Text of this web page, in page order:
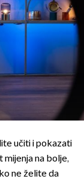
učiti i pokazati
mijenja na bolje,
ne želite da